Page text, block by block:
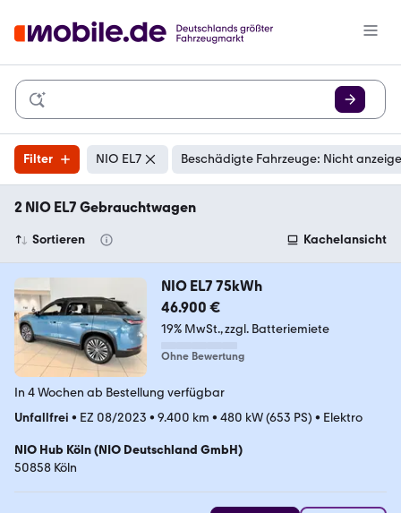
Filter NIO EL7 Beschädigte Fahrzeuge: Nicht
2 NIO EL7 Gebrauchtwagen
Sortieren Kachelansicht
NIO EL7 75kWh
46.900 €
19% MwSt. zzgl. Batteriemiete
Ohne Bewertung
In 4 Wochen ab Bestellung verfügbar
Unfallfrei • EZ 08/2023 • 9.400 km • 480 kW (653 PS) • Elektro
NIO Hub Köln (NIO Deutschland GmbH)
50858 Köln